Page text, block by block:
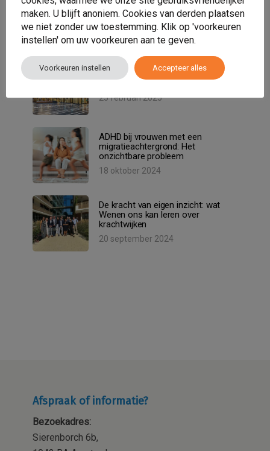
Growing Roots – Samen bijdragen
aan groene, veilige plekken!
14 maart 2025
Uitnodiging Iftar: Tafel der
verschillen
25 februari 2025
ADHD bij vrouwen met een
migratieachtergrond: Het
onzichtbare probleem
18 oktober 2024
De kracht van eigen inzicht: wat
Wenen ons kan leren over
krachtwijken
20 september 2024
Afspraak of informatie?
Bezoekadres:
Sierenborch 6b,
maken. U blijft anoniem. Cookies van derden plaatsen
we niet zonder uw toestemming. Klik op 'voorkeuren
instellen' om uw voorkeuren aan te geven.
Voorkeuren instellen Accepteer alles